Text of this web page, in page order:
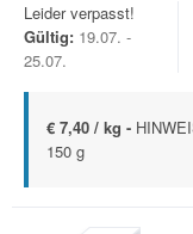
Leider verpasst!
Gültig: 19.07. -
25.07.
€ 7,40 / kg -
150 g